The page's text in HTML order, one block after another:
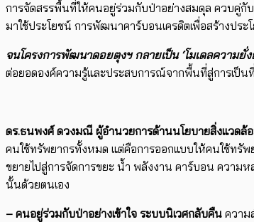
การจัดสรรพื้นที่ให้คนอยู่ร่วมกับป่าอย่างสมดุล ควบคู่กั
มาใช้ประโยชน์ การพัฒนาคาร์บอนเครดิตเพื่อสร้างปร
จนโครงการพัฒนาดอยตุงฯ กลายเป็น ‘โมเดลความ
ต่อยอดองค์ความรู้และประสบการณ์จากพื้นที่สู่การเป็
ดร.ธนพงศ์ ดวงมณี ผู้อำนวยการด้านนโยบายสิ่งแวด
คนใช้ทรัพยากรทั้งหมด แต่คือการออกแบบให้คนใช้ทรั
ขยายไปสู่การจัดการขยะ น้ำ พลังงาน คาร์บอน ความห
นั้นด้วยตนเอง
– คนอยู่ร่วมกับป่าอย่างเข้าใจ ระบบนิเวศกลับคืน ความ